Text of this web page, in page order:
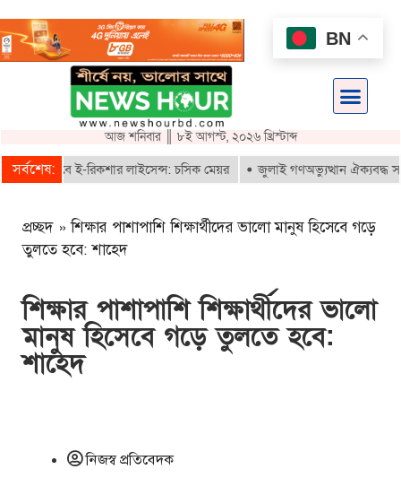
আজ শনিবার ║ ৮ই আগস্ট, ২০২৬ খ্রিস্টাব্দ
সর্বশেষ:
পাবে ই-রিকশার লাইসেন্স: চসিক মেয়র জুলাই গণঅভ্যুত্থান ঐক্যবদ্ধ
প্রচ্ছদ »শিক্ষার পাশাপাশি শিক্ষার্থীদের ভালো মানুষ হিসেবে গড়ে
তুলতে হবে: শাহেদ
শিক্ষার পাশাপাশি শিক্ষার্থীদের ভালো
মানুষ হিসেবে গড়ে তুলতে হবে:
শাহেদ
নিজস্ব প্রতিবেদক
BN